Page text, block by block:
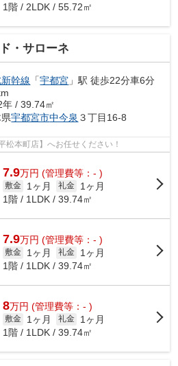
1階 / 2LDK / 55.72㎡
・サローネ
幹線 「宇都宮 」駅 徒歩22分車6分
年 / 39.74㎡
宇都宮市中今泉 ３丁目16-8
松本町店】へお任せください！
7.9万円 (管理費等：- )
敷金 1ヶ月 礼金
1ヶ月
1階 / 1LDK / 39.74㎡
7.9万円 (管理費等：- )
敷金 1ヶ月 礼金
1ヶ月
1階 / 1LDK / 39.74㎡
8万円 (管理費等：- )
敷金 1ヶ月 礼金
1ヶ月
1階 / 1LDK / 39.74㎡